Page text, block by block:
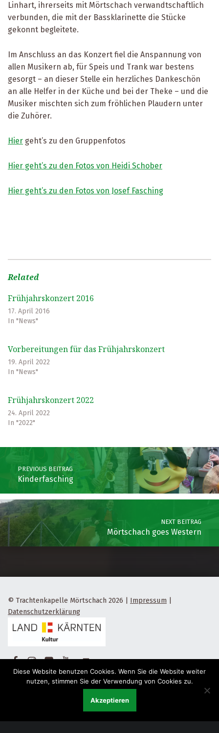
Linhart, ihrerseits mit Mörtschach verwandtschaftlich
verbunden, die mit der Bassklarinette die Stücke
gekonnt begleitete.
Im Anschluss an das Konzert fiel die Anspannung von
allen Musikern ab, für Speis und Trank war bestens
gesorgt – an dieser Stelle ein herzliches Dankeschön
an alle Helfer in der Küche und bei der Theke – und die
Musiker mischten sich zum fröhlichen Plaudern unter
die Zuhörer.
Hier geht’s zu den Gruppenfotos
Hier geht’s zu den Fotos von Heidi Schober
Hier geht’s zu den Fotos von Josef Fasching
Related
Frühjahrskonzert 2016
17. April 2016
In "News"
Vorbereitungen für das Frühjahrskonzert
19. April 2022
In "News"
Frühjahrskonzert 2022
24. April 2022
In "2022"
Post navigation
PREVIOUS BEITRAG
Kinderfasching
NEXT BEITRAG
Mörtschach goes Western
© Trachtenkapelle Mörtschach 2026 | Impressum |
Datenschutzerklärung
Diese Website benutzen Cookies. Wenn Sie die Website weiter
nutzen, stimmen Sie der Verwendung von Cookies zu.
Akzeptieren